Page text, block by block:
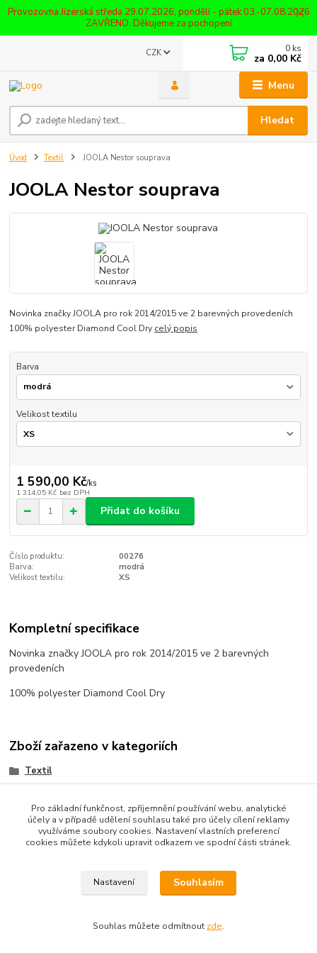
Provozovna Jizerská středa 29.07.2026, pondělí - pátek 03.-07.08.2026
ZAVŘENO. Děkujeme za pochopení
Menu
CZK
Hledat
0 ks
za 0,00 Kč
Úvod Textil JOOLA Nestor souprava
JOOLA Nestor souprava
Novinka značky JOOLA pro rok 2014/2015 ve 2 barevných provedeních
100% polyester Diamond Cool Dry celý popis
Barva
Velikost textilu
1 590,00 Kč/ks
1 314,05 Kč bez DPH
Přidat do košíku
Číslo produktu:
00276
Barva:
modrá
Velikost textilu:
XS
Kompletní specifikace
Novinka značky JOOLA pro rok 2014/2015 ve 2 barevných
provedeních
100% polyester Diamond Cool Dry
Zboží zařazeno v kategoriích
Textil
Copyright © 2010-2025 TT-SPORT.cz & RACKETSPORT.cz
Pro základní funkčnost, zpříjemnění používání webu, analytické
účely a v případě udělení souhlasu také pro účely cílení reklamy
využíváme soubory cookies. Nastavení vlastních preferencí
cookies můžete kdykoli upravit odkazem ve spodní části stránek.
Nastavení Souhlasím
Souhlas můžete odmítnout zde.